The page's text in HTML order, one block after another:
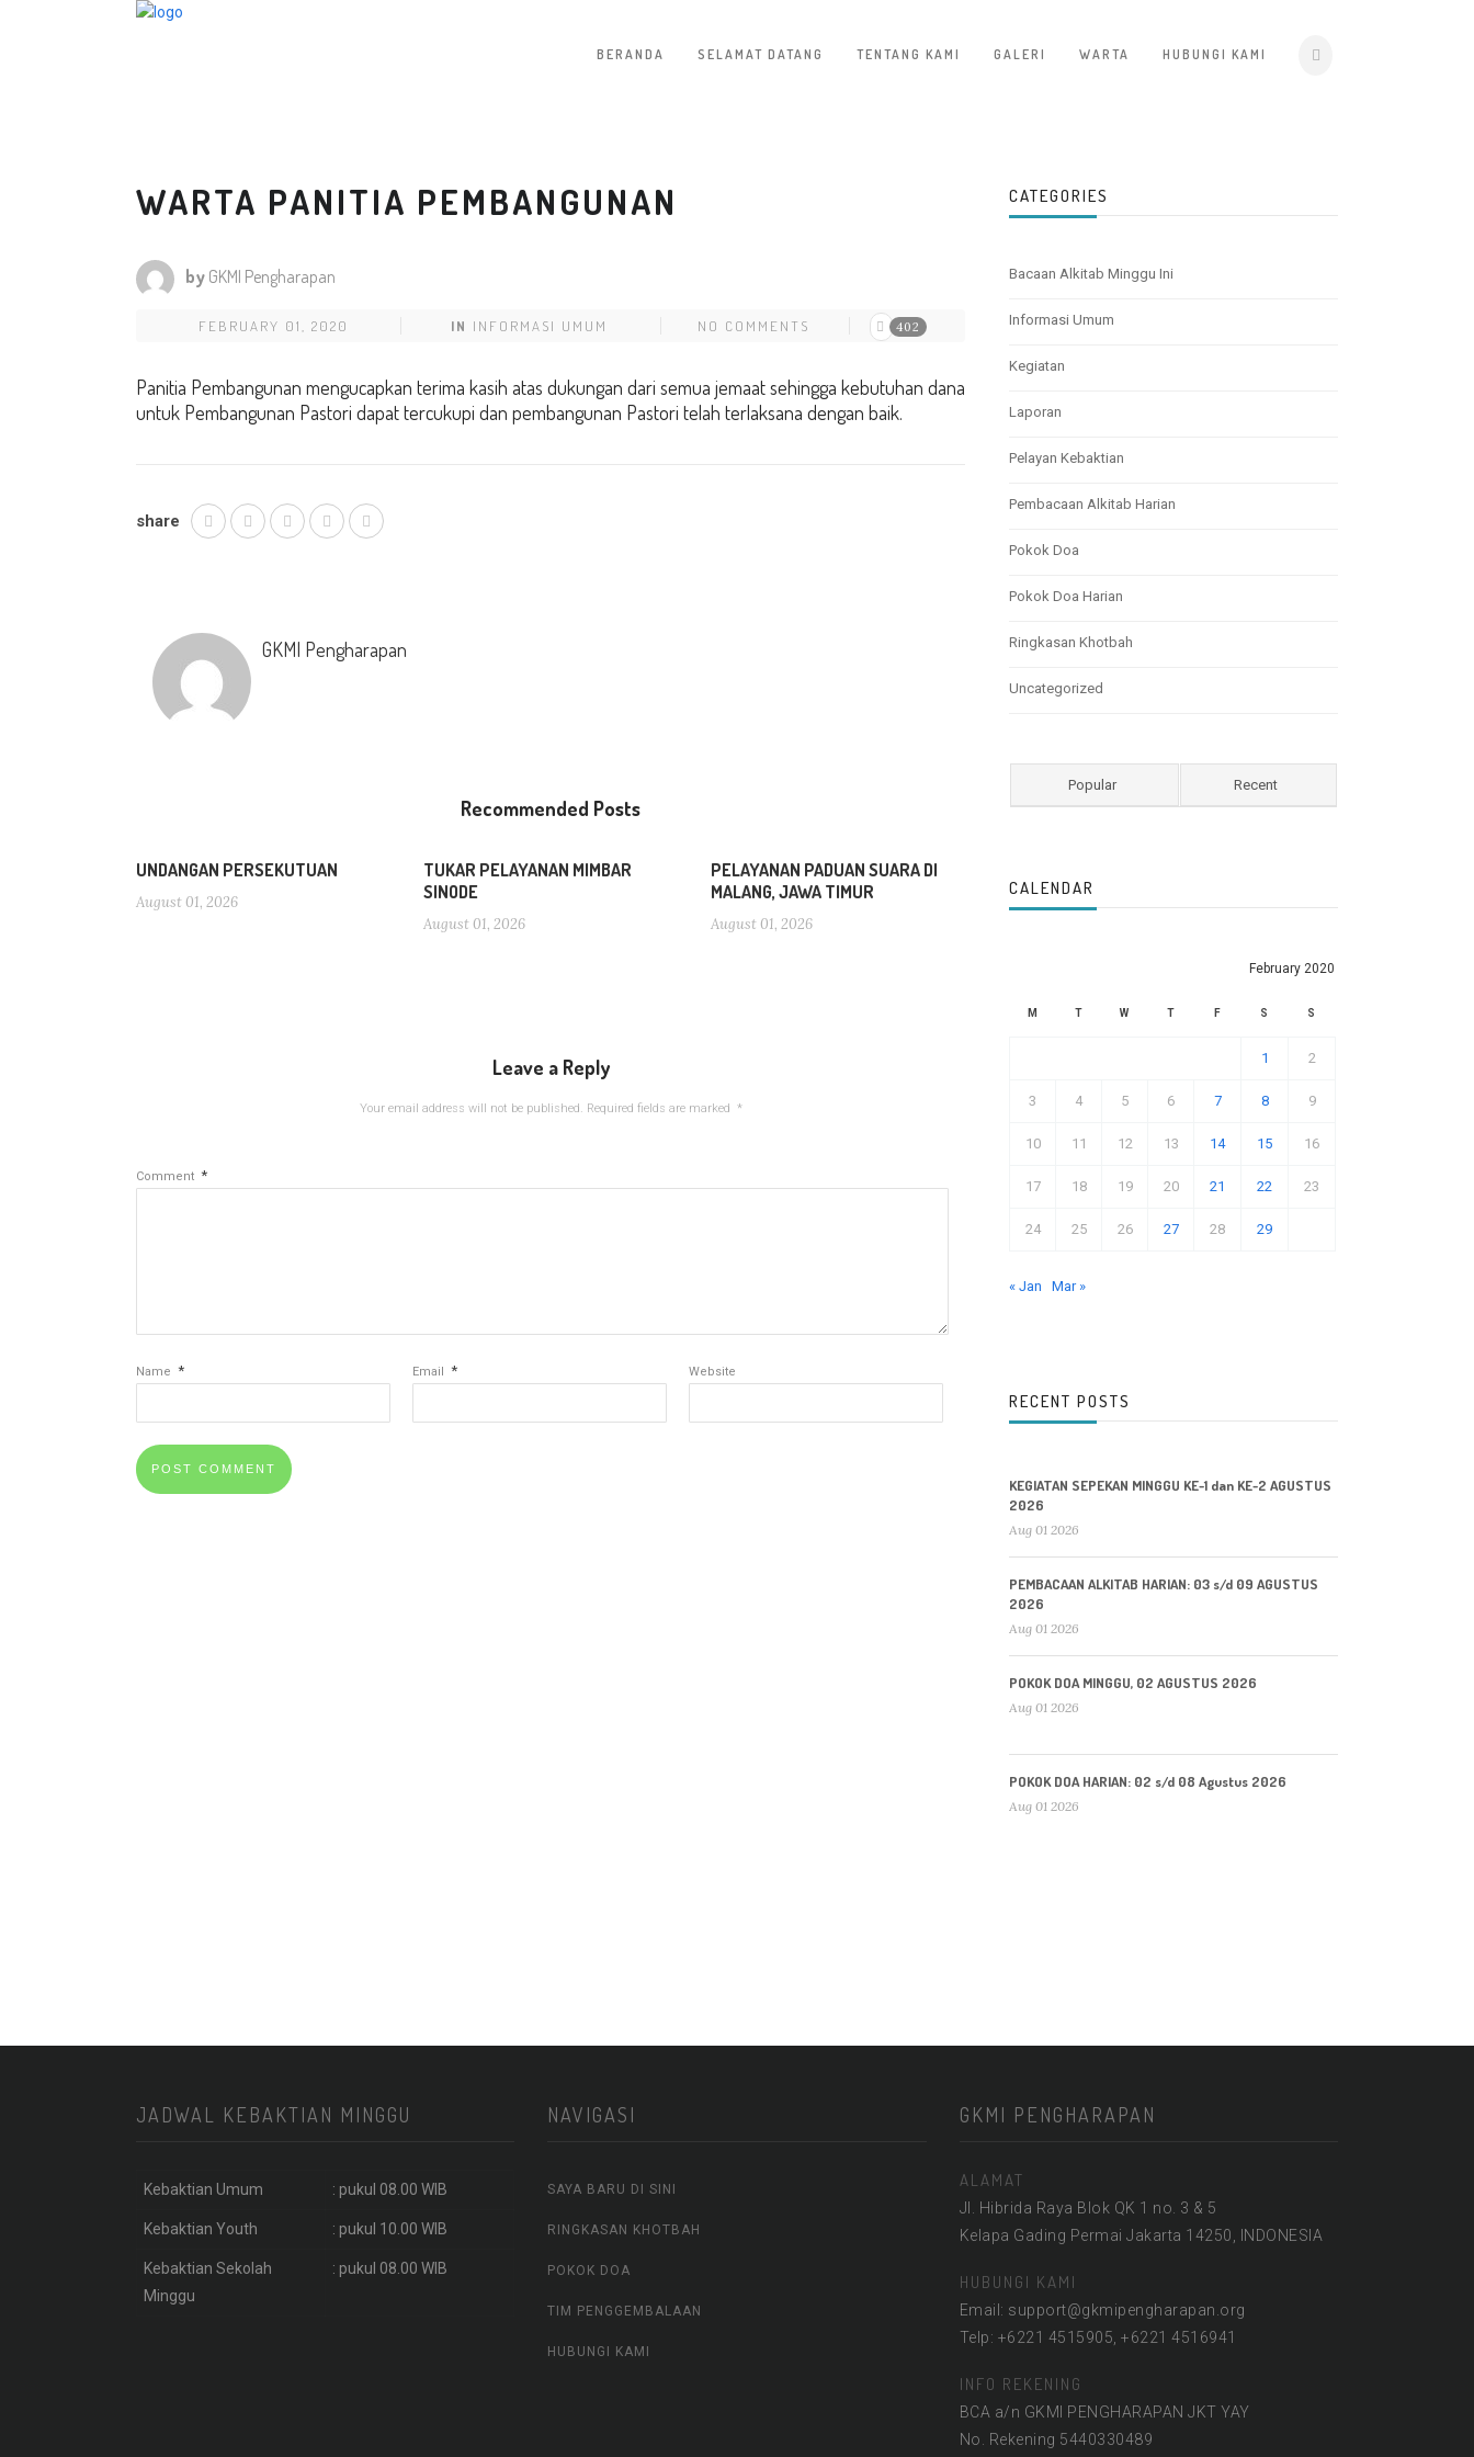
BERANDA SELAMAT DATANG TENTANG KAMI GALERI WARTA HUBUNGI KAMI
WARTA PANITIA PEMBANGUNAN
by GKMI Pengharapan
FEBRUARY 01, 2020 IN INFORMASI UMUM NO COMMENTS 402
Panitia Pembangunan mengucapkan terima kasih atas dukungan dari semua jemaat sehingga kebutuhan dana
untuk Pembangunan Pastori dapat tercukupi dan pembangunan Pastori telah terlaksana dengan baik.
share
GKMI Pengharapan
Recommended Posts
UNDANGAN PERSEKUTUAN
August 01, 2026
TUKAR PELAYANAN MIMBAR
SINODE
August 01, 2026
PELAYANAN PADUAN SUARA DI
MALANG, JAWA TIMUR
August 01, 2026
Leave a Reply
Your email address will not be published. Required fields are marked *
Comment *
Name * Email * Website
CATEGORIES
Bacaan Alkitab Minggu Ini
Informasi Umum
Kegiatan
Laporan
Pelayan Kebaktian
Pembacaan Alkitab Harian
Pokok Doa
Pokok Doa Harian
Ringkasan Khotbah
Uncategorized
Popular Recent
CALENDAR
February 2020
M T W T F S S
1 2
3 4 5 6 7 8 9
10 11 12 13 14 15 16
17 18 19 20 21 22 23
24 25 26 27 28 29
« Jan Mar »
RECENT POSTS
KEGIATAN SEPEKAN MINGGU KE-1 dan KE-2 AGUSTUS
2026
Aug 01 2026
PEMBACAAN ALKITAB HARIAN: 03 s/d 09 AGUSTUS
2026
Aug 01 2026
POKOK DOA MINGGU, 02 AGUSTUS 2026
Aug 01 2026
POKOK DOA HARIAN: 02 s/d 08 Agustus 2026
Aug 01 2026
JADWAL KEBAKTIAN MINGGU
Kebaktian Umum : pukul 08.00 WIB
Kebaktian Youth : pukul 10.00 WIB
Kebaktian Sekolah
Minggu
: pukul 08.00 WIB
NAVIGASI
SAYA BARU DI SINI
RINGKASAN KHOTBAH
POKOK DOA
TIM PENGGEMBALAAN
HUBUNGI KAMI
GKMI PENGHARAPAN
ALAMAT
Jl. Hibrida Raya Blok QK 1 no. 3 & 5
Kelapa Gading Permai Jakarta 14250, INDONESIA
HUBUNGI KAMI
Email: support@gkmipengharapan.org
Telp: +6221 4515905, +6221 4516941
INFO REKENING
BCA a/n GKMI PENGHARAPAN JKT YAY
No. Rekening 5440330489